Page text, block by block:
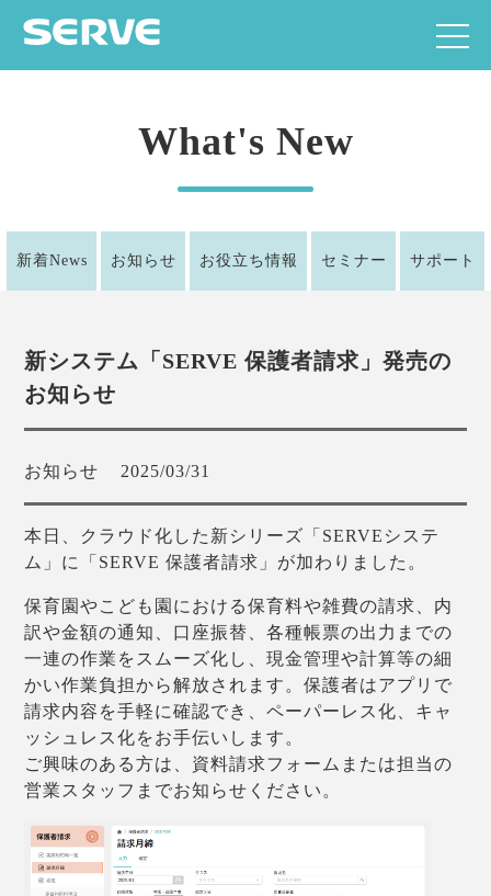
What's New
新着News お知らせ お役立ち情報 セミナー サポート
新システム「SERVE 保護者請求」発売の
お知らせ
お知らせ 2025/03/31
本日、クラウド化した新シリーズ「SERVEシステ
ム」に「SERVE 保護者請求」が加わりました。
保育園やこども園における保育料や雑費の請求、内
訳や金額の通知、口座振替、各種帳票の出力までの
一連の作業をスムーズ化し、現金管理や計算等の細
かい作業負担から解放されます。保護者はアプリで
請求内容を手軽に確認でき、ペーパーレス化、キャ
ッシュレス化をお手伝いします。
ご興味のある方は、資料請求フォームまたは担当の
営業スタッフまでお知らせください。